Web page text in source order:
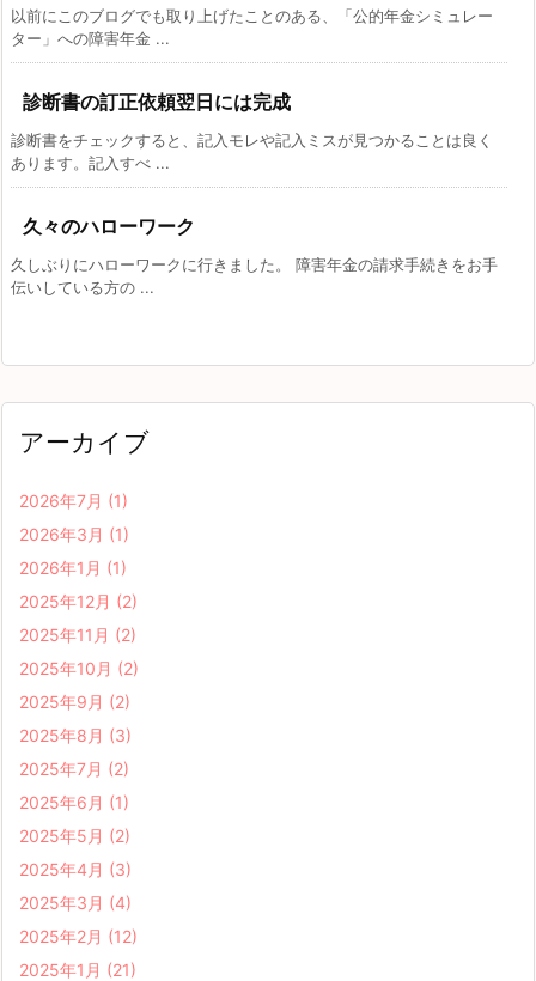
以前にこのブログでも取り上げたことのある、「公的年金シミュレー
ター」への障害年金 ...
診断書の訂正依頼翌日には完成
診断書をチェックすると、記入モレや記入ミスが見つかることは良く
あります。記入すべ ...
久々のハローワーク
久しぶりにハローワークに行きました。 障害年金の請求手続きをお手
伝いしている方の ...
アーカイブ
2026年7月 (1)
2026年3月 (1)
2026年1月 (1)
2025年12月 (2)
2025年11月 (2)
2025年10月 (2)
2025年9月 (2)
2025年8月 (3)
2025年7月 (2)
2025年6月 (1)
2025年5月 (2)
2025年4月 (3)
2025年3月 (4)
2025年2月 (12)
2025年1月 (21)